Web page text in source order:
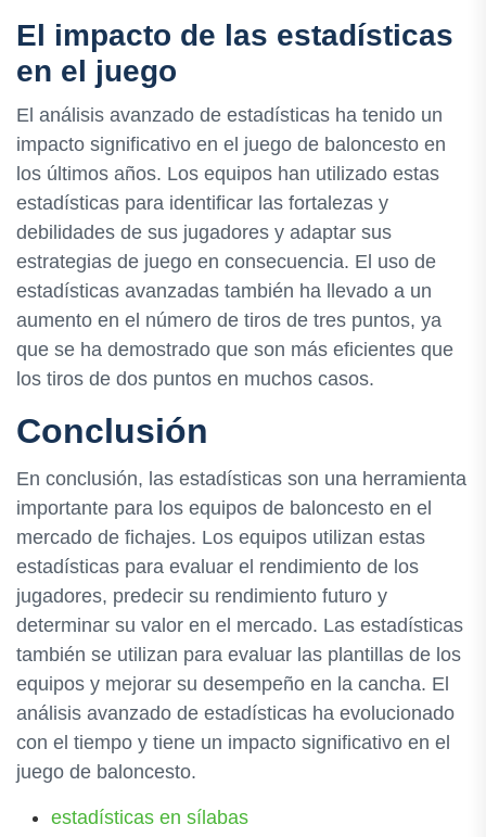
El impacto de las estadísticas
en el juego
El análisis avanzado de estadísticas ha tenido un
impacto significativo en el juego de baloncesto en
los últimos años. Los equipos han utilizado estas
estadísticas para identificar las fortalezas y
debilidades de sus jugadores y adaptar sus
estrategias de juego en consecuencia. El uso de
estadísticas avanzadas también ha llevado a un
aumento en el número de tiros de tres puntos, ya
que se ha demostrado que son más eficientes que
los tiros de dos puntos en muchos casos.
Conclusión
En conclusión, las estadísticas son una herramienta
importante para los equipos de baloncesto en el
mercado de fichajes. Los equipos utilizan estas
estadísticas para evaluar el rendimiento de los
jugadores, predecir su rendimiento futuro y
determinar su valor en el mercado. Las estadísticas
también se utilizan para evaluar las plantillas de los
equipos y mejorar su desempeño en la cancha. El
análisis avanzado de estadísticas ha evolucionado
con el tiempo y tiene un impacto significativo en el
juego de baloncesto.
estadísticas en sílabas